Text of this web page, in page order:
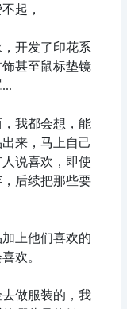
起，
开发了印花系
甚至鼠标垫镜
我都会想，能
来，马上自己
说喜欢，即使
后续把那些要
上他们喜欢的
欢。
做服装的，我